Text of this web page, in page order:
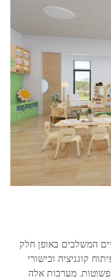
המשלבים באופן חלק
קוגניציה וכישורי
מערכות אלה